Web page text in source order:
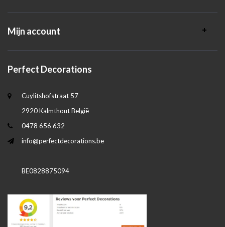
Mijn account
Perfect Decorations
Cuylitshofstraat 57
2920 Kalmthout België
0478 656 632
info@perfectdecorations.be
BE0828875094